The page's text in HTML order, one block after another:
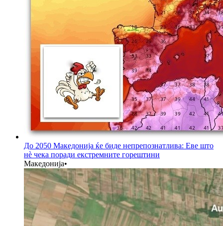
До 2050 Македонија ќе биде непрепознатлива: Еве што
нè чека поради екстремните горештини
Македонија•